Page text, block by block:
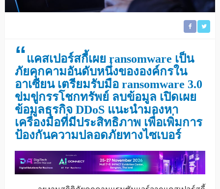
“แคสเปอร์สกี้เผย ransomware เป็น
ภัยคุกคามอันดับหนึ่งขององค์กรใน
อาเซียน เตรียมรับมือ ransomware 3.0
ข่มขู่กรรโชกทรัพย์ ลบข้อมูล เปิดเผย
ข้อมูลธุรกิจ DDoS แนะนำมองหา
เครื่องมือที่มีประสิทธิภาพ เพื่อเพิ่มการ
ป้องกันความปลอดภัยทางไซเบอร์